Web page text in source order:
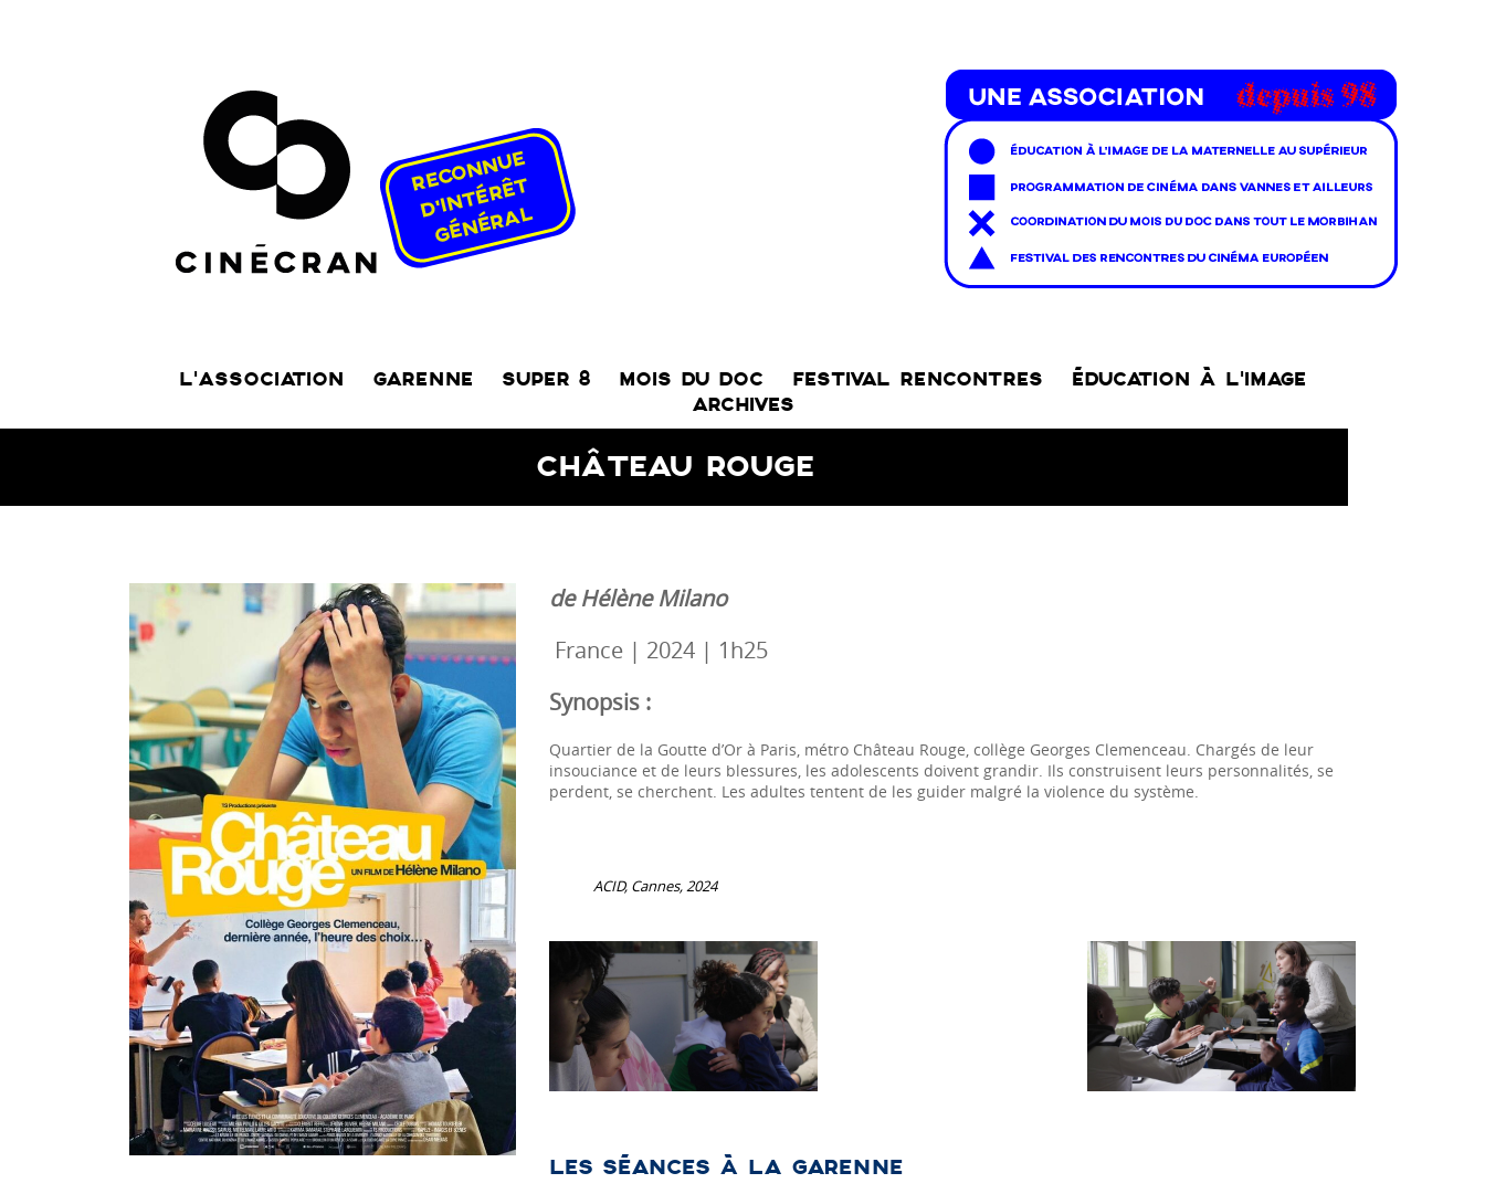
L’ASSOCIATION GARENNE SUPER 8 MOIS DU DOC FESTIVAL RENCONTRES
ÉDUCATION À L’IMAGE
ARCHIVES
CHÂTEAU ROUGE
de Hélène Milano
France | 2024 | 1h25
Synopsis :
Quartier de la Goutte d’Or à Paris, métro Château Rouge, collège Georges Clemenceau. Chargés de leur
insouciance et de leurs blessures, les adolescents doivent grandir. Ils construisent leurs personnalités, se
perdent, se cherchent. Les adultes tentent de les guider malgré la violence du système.
ACID, Cannes, 2024
LES SÉANCES À LA GARENNE